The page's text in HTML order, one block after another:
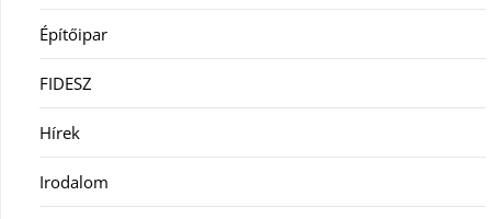
Építőipar
FIDESZ
Hírek
Irodalom